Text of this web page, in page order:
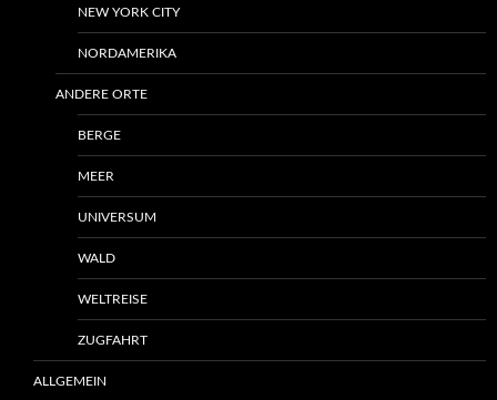
NEW YORK CITY
NORDAMERIKA
ANDERE ORTE
BERGE
MEER
UNIVERSUM
WALD
WELTREISE
ZUGFAHRT
ALLGEMEIN